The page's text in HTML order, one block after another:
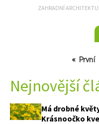
ZAHRADNÍ
First
« První
Nejnovější
Má drobné
Krásnoočko